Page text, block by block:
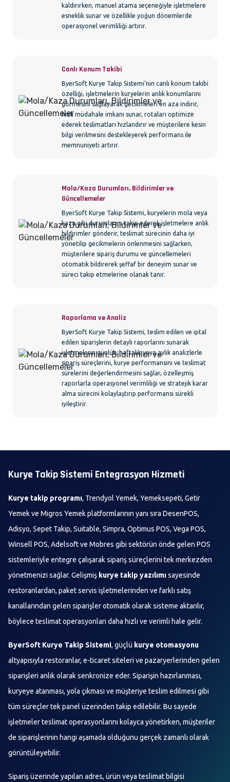
kaldırırken, manuel atama seçeneğiyle işletmelere
esneklik sunar ve özellikle yoğun dönemlerde
operasyonel verimliliği artırır.
Canlı Konum Takibi
ByerSoft Kurye Takip Sistemi’nin canlı konum takibi
özelliği, işletmelerin kuryelerin anlık konumlarını
görmesini sağlayarak gecikmeleri en aza indirir,
hızlı müdahale imkanı sunar, rotaları optimize
ederek teslimatları hızlandırır ve müşterilere kesin
bilgi verilmesini destekleyerek performans ile
memnuniyeti artırır.
Mola/Kaza Durumları, Bildirimler ve
Güncellemeler
ByerSoft Kurye Takip Sistemi, kuryelerin mola veya
kaza gibi durumlarını takip ederek işletmelere anlık
bildirimler gönderir, teslimat sürecinin daha iyi
yönetilip gecikmelerin önlenmesini sağlarken,
müşterilere sipariş durumu ve güncellemeleri
otomatik bildirerek şeffaf bir deneyim sunar ve
süreci takip etmelerine olanak tanır.
Raporlama ve Analiz
ByerSoft Kurye Takip Sistemi, teslim edilen ve iptal
edilen siparişlerin detaylı raporlarını sunarak
işletmelerin günlük, haftalık veya aylık analizlerle
sipariş süreçlerini, kurye performansını ve teslimat
sürelerini değerlendirmesini sağlar, özelleşmiş
raporlarla operasyonel verimliliği ve stratejik karar
alma sürecini kolaylaştırıp performansı sürekli
iyileştirir.
Kurye Takip Sistemi Entegrasyon Hizmeti
Kurye takip programı, Trendyol Yemek, Yemeksepeti, Getir
Yemek ve Migros Yemek platformlarının yanı sıra DesenPOS,
Adisyo, Sepet Takip, Suitable, Simpra, Optimus POS, Vega POS,
Winsell POS, Adelsoft ve Mobres gibi sektörün önde gelen POS
sistemleriyle entegre çalışarak sipariş süreçlerini tek merkezden
yönetmenizi sağlar. Gelişmiş kurye takip yazılımısayesinde
restoranlardan, paket servis işletmelerinden ve farklı satış
kanallarından gelen siparişler otomatik olarak sisteme aktarılır,
böylece teslimat operasyonları daha hızlı ve verimli hale gelir.
ByerSoft Kurye Takip Sistemi, güçlü kurye otomasyonu
altyapısıyla restoranlar, e-ticaret siteleri ve pazaryerlerinden gelen
siparişleri anlık olarak senkronize eder. Siparişin hazırlanması,
kuryeye atanması, yola çıkması ve müşteriye teslim edilmesi gibi
tüm süreçler tek panel üzerinden takip edilebilir. Bu sayede
işletmeler teslimat operasyonlarını kolayca yönetirken, müşteriler
de siparişlerinin hangi aşamada olduğunu gerçek zamanlı olarak
görüntüleyebilir.
Sipariş üzerinde yapılan adres, ürün veya teslimat bilgisi